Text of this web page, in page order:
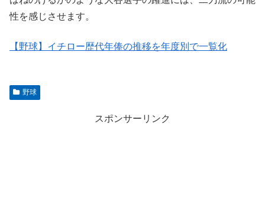
性を感じさせます。
【野球】イチロー歴代年俸の推移を年度別で一覧化
野球
スポンサーリンク